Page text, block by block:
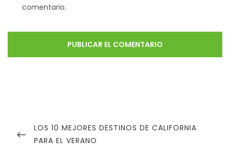
comentario.
LOS 10 MEJORES DESTINOS DE CALIFORNIA
PARA EL VERANO